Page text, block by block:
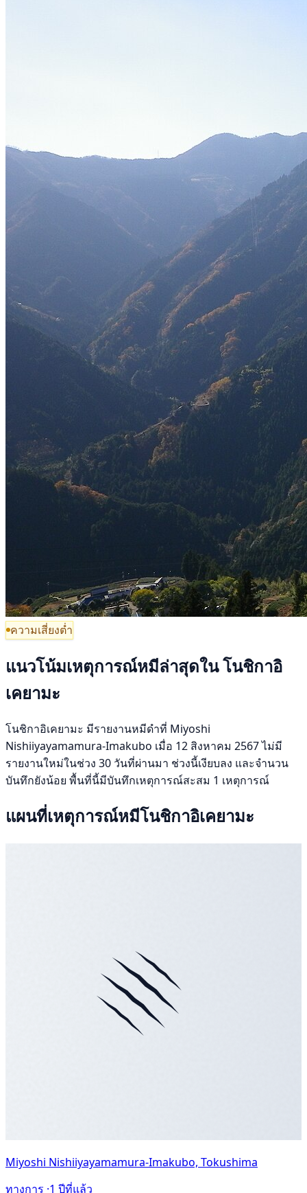
ความเสี่ยงต่ำ
แนวโน้มเหตุการณ์หมีล่าสุดใน โนชิกาอิ
เคยามะ
โนชิกาอิเคยามะ มีรายงานหมีดำที่ Miyoshi
Nishiiyayamamura-Imakubo เมื่อ 12 สิงหาคม 2567 ไม่มี
รายงานใหม่ในช่วง 30 วันที่ผ่านมา ช่วงนี้เงียบลง และจำนวน
บันทึกยังน้อย พื้นที่นี้มีบันทึกเหตุการณ์สะสม 1 เหตุการณ์
แผนที่เหตุการณ์หมีโนชิกาอิเคยามะ
Miyoshi Nishiiyayamamura-Imakubo, Tokushima
ทางการ ·1 ปีที่แล้ว